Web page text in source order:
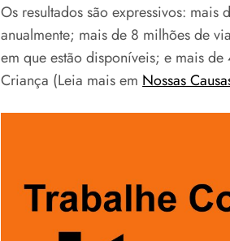
Os resultados são expressivos: mais
anualmente; mais de 8 milhões de
em que estão disponíveis; e mais
Criança (Leia mais em Nossas